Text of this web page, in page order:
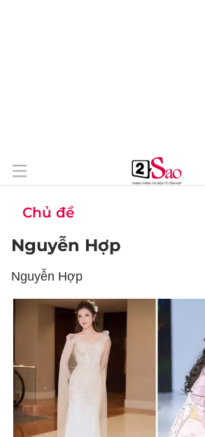
Chủ đề
Nguyễn Hợp
Nguyễn Hợp